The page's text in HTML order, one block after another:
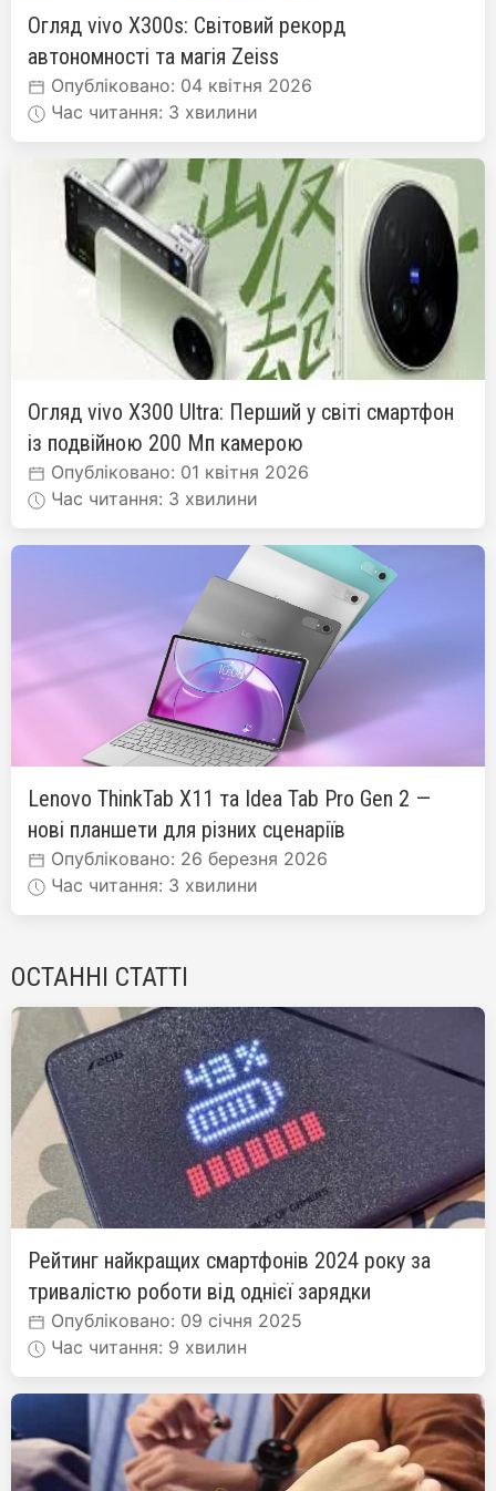
Огляд vivo X300s: Світовий рекорд
автономності та магія Zeiss
Опубліковано: 04 квітня 2026
Час читання: 3 хвилини
Огляд vivo X300 Ultra: Перший у світі смартфон
із подвійною 200 Мп камерою
Опубліковано: 01 квітня 2026
Час читання: 3 хвилини
Lenovo ThinkTab X11 та Idea Tab Pro Gen 2 —
нові планшети для різних сценаріїв
Опубліковано: 26 березня 2026
Час читання: 3 хвилини
ОСТАННІ СТАТТІ
Рейтинг найкращих смартфонів 2024 року за
тривалістю роботи від однієї зарядки
Опубліковано: 09 січня 2025
Час читання: 9 хвилин